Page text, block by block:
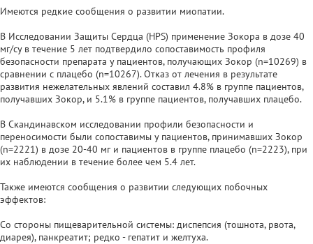
Имеются редкие сообщения о развитии миопатии.
В Исследовании Защиты Сердца (HPS) применение Зокора в дозе 40
мг/су в течение 5 лет подтвердило сопоставимость профиля
безопасности препарата у пациентов, получающих Зокор (n=10269) в
сравнении с плацебо (n=10267). Отказ от лечения в результате
развития нежелательных явлений составил 4.8% в группе пациентов,
получавших Зокор, и 5.1% в группе пациентов, получавших плацебо.
В Скандинавском исследовании профили безопасности и
переносимости были сопоставимы у пациентов, принимавших Зокор
(n=2221) в дозе 20-40 мг и пациентов в группе плацебо (n=2223), при
их наблюдении в течение более чем 5.4 лет.
Также имеются сообщения о развитии следующих побочных
эффектов:
Со стороны пищеварительной системы: диспепсия (тошнота, рвота,
диарея), панкреатит; редко - гепатит и желтуха.